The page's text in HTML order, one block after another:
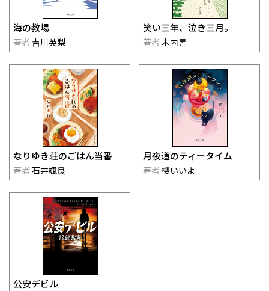
海の教場
著者 吉川英梨
笑い三年、泣き三月。
著者 木内昇
なりゆき荘のごはん当番
著者 石井颯良
月夜道のティータイム
著者 櫻いいよ
公安デビル